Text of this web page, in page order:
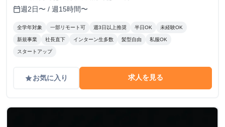
calendar_today週2日〜 / 週15時間〜
全学年対象 一部リモート可 週3日以上推奨 半日OK 未経験OK
新規事業 社長直下 インターン生多数 髪型自由 私服OK
スタートアップ
gradeお気に入り 求人を見る